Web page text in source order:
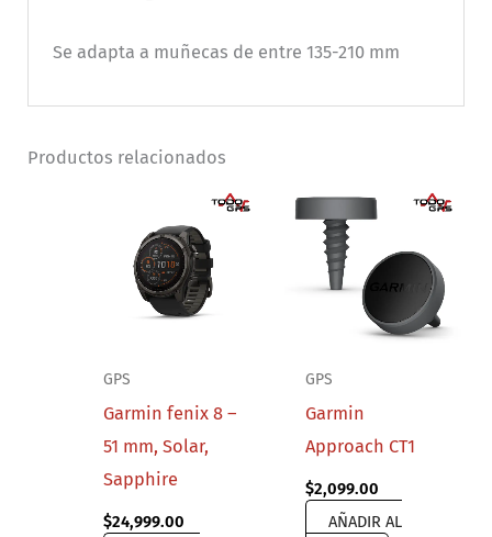
Se adapta a muñecas de entre 135-210 mm
Productos relacionados
GPS
Garmin fenix 8 –
51 mm, Solar,
Sapphire
$24,999.00
GPS
Garmin
Approach CT1
$2,099.00
AÑADIR AL